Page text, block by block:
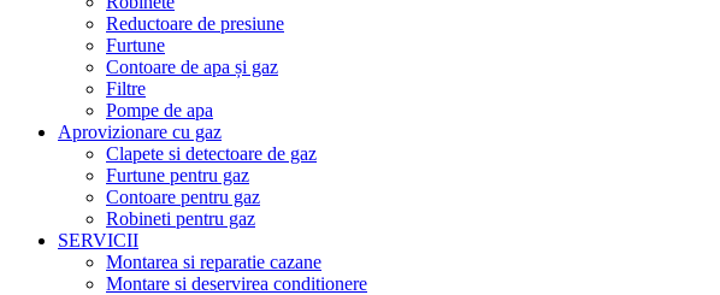
Reductoare de presiune
Furtune
Contoare de apa și gaz
Filtre
Pompe de apa
Aprovizionare cu gaz
Clapete si detectoare de gaz
Furtune pentru gaz
Contoare pentru gaz
Robineti pentru gaz
SERVICII
Montarea si reparatie cazane
Montare si deservirea conditionere